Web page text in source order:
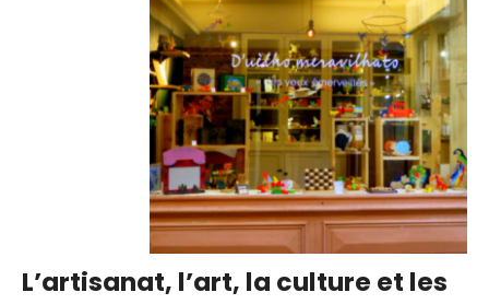
L’artisanat, l’art, la culture et les